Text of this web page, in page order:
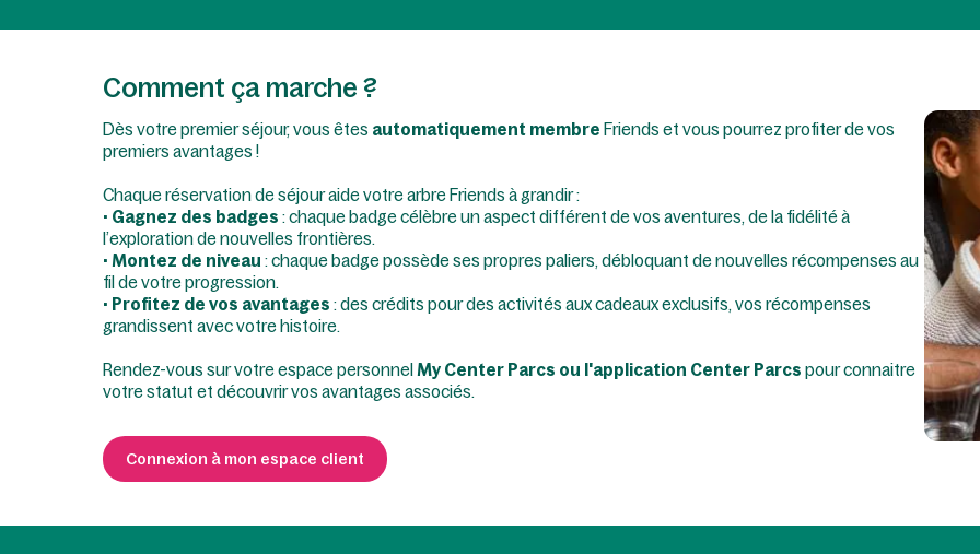
Comment ça marche ?
Dès votre premier séjour, vous êtes automatiquement membre Friends et vous pourrez profiter de vos
premiers avantages !
Chaque réservation de séjour aide votre arbre Friends à grandir :
• Gagnez des badges : chaque badge célèbre un aspect différent de vos aventures, de la fidélité à
l’exploration de nouvelles frontières.
• Montez de niveau : chaque badge possède ses propres paliers, débloquant de nouvelles récompenses au
fil de votre progression.
• Profitez de vos avantages : des crédits pour des activités aux cadeaux exclusifs, vos récompenses
grandissent avec votre histoire.
Rendez-vous sur votre espace personnel My Center Parcs ou l'application Center Parcs pour connaitre
votre statut et découvrir vos avantages associés.
Connexion à mon espace client